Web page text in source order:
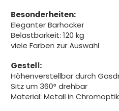
Besonderheiten:
Eleganter Barhocker
Belastbarkeit: 120 kg
viele Farben zur Auswahl
Gestell:
Höhenverstellbar durch
Sitz um 360° drehbar
Material: Metall in Chromoptik